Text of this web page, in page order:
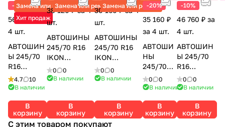
Замена или ремонт
Хит продаж
-3%
56 720 ₽ за
4 шт.
АВТОШИН
Ы 245/70
R16
GEOLANDA
R A/T G015
YOKOHAM
A
4.7
10
В наличии
В
корзину
Замена или ремонт
38 120 ₽ за 4
шт.
АВТОШИНЫ
245/70 R16
IKON
CHARACTER
AQUA SUV
0
0
В наличии
В
корзину
Замена или ремонт
30 160 ₽ за 4
шт.
АВТОШИНЫ
245/70 R16
IKON
NORDMAN S2
SUV
0
0
В наличии
В
корзину
-20%
35 160 ₽
за 4 шт.
АВТОШИ
НЫ
245/70
R16
RA1100
ROADCR
0
0
В наличии
В
корзину
-10%
46 760 ₽ за
4 шт.
АВТОШИН
Ы 245/70
R16
RA1100
A/T LT
ROADCRUZ
0
0
В наличии
В
корзину
С этим товаром покупают